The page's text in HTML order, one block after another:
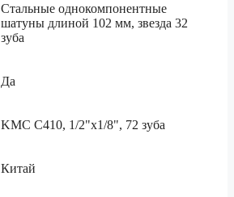
Стальные однокомпонентные
шатуны длиной 102 мм, звезда 32
зуба
Да
KMC C410, 1/2"х1/8", 72 зуба
Китай